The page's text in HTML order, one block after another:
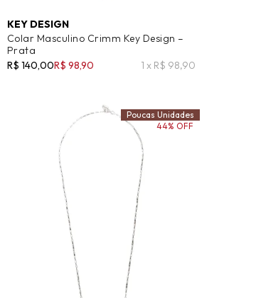
KEY DESIGN
Colar Masculino Crimm Key Design –
Prata
R$ 140,00R$ 98,90 1 x R$ 98,90
Poucas Unidades
44% OFF